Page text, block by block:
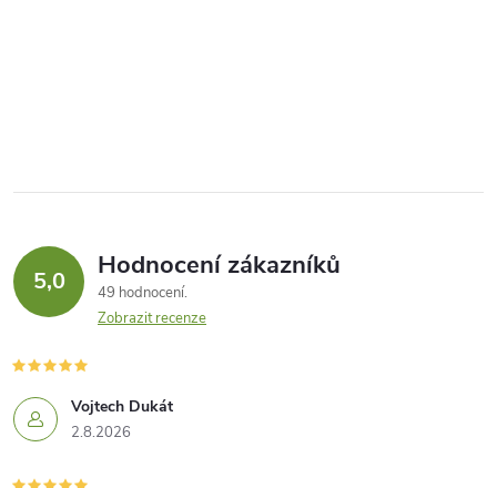
5,0 Hodnocení zákazníků
49 hodnocení
Zobrazit recenze
Vojtech Dukát
2.8.2026